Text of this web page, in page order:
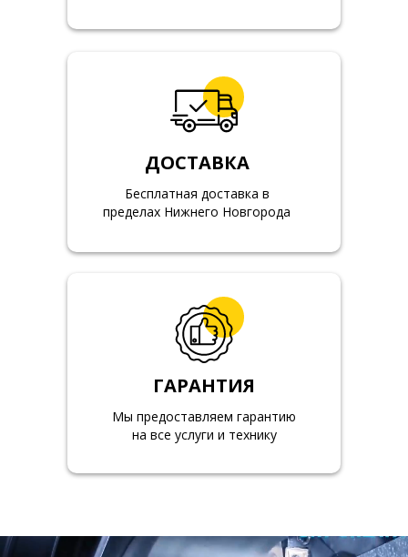
Бесплатная доставка в
пределах Нижнего Новгорода
ДОСТАВКА
Мы предоставляем гарантию
на все услуги и технику
ГАРАНТИЯ